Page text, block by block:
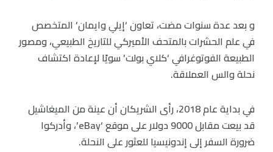
و بعد عدة سنوات مضت، تعاون ‘إيلي وايمان’ المتخصص
في علم الحشرات بالمتحف الأميركي للتاريخ الطبيعي، ومصور
الطبيعة الفوتوغرافي ‘كلاي بولت’ سويًا لإعادة اكتشاف
نحلة والس العملاقة.
في بداية عام 2018، رأى الشريكان أن عينة من الميغاشيل
قد بيعت مقابل 9000 دولار على موقع ‘eBay’، وأدركوا
ضرورة السفر إلى إندونيسيا للعثور على النحلة.